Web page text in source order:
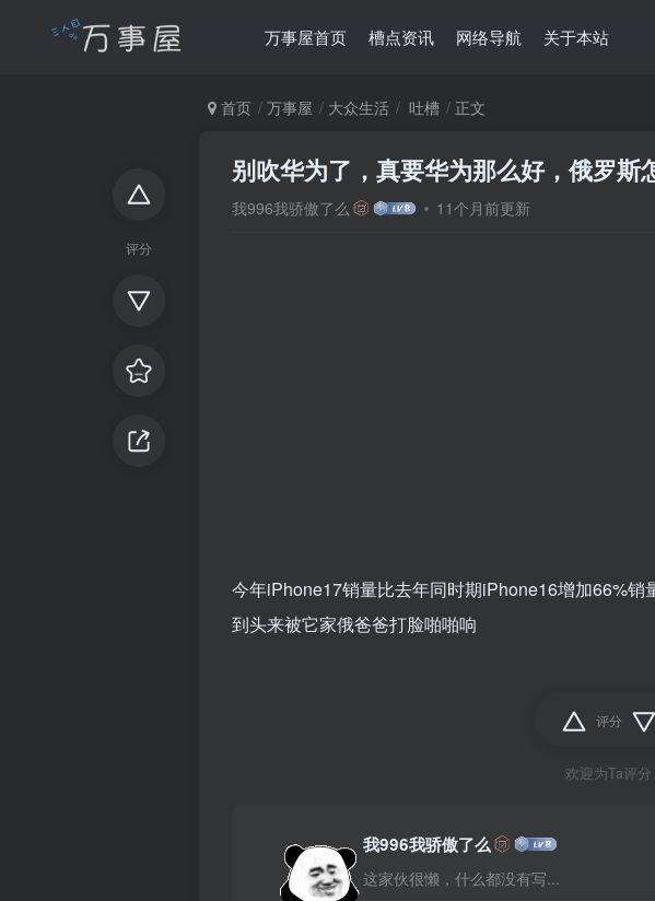
万事屋首页 槽点资讯 网络导航 关于本站
评分
首页 万事屋 大众生活 吐槽 正文
别吹华为了，真要华为那么好，俄罗斯
我996我骄傲了么 11个月前更新
今年iPhone17销量比去年同时期iPhone16增加66%销
到头来被它家俄爸爸打脸啪啪响
评分
欢迎为Ta评分
我996我骄傲了么
这家伙很懒，什么都没有写...